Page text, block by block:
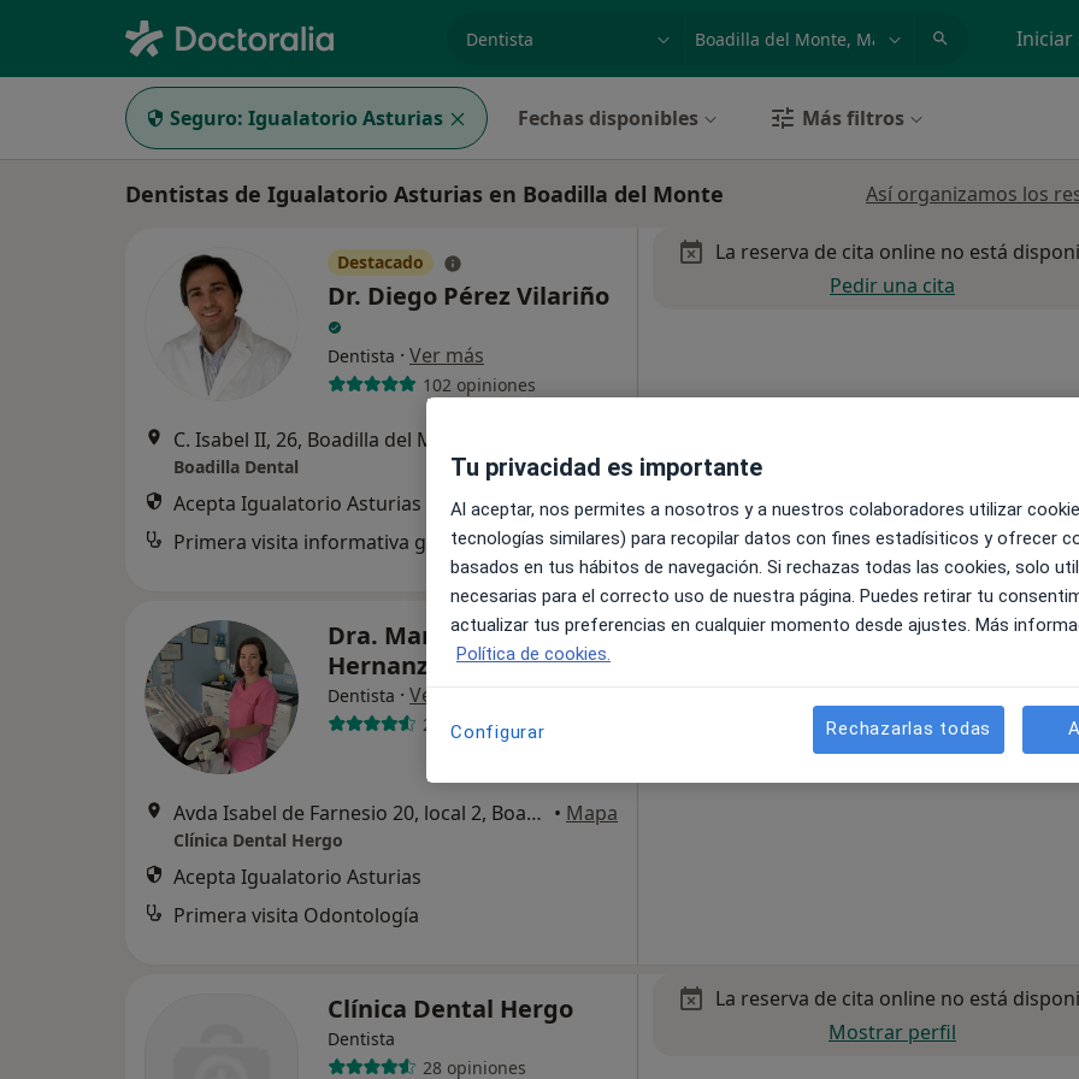
Iniciar
Seguro: Igualatorio Asturias Fechas disponibles Más filtros
Dentistas de Igualatorio Asturias en Boadilla del Monte Así organizamos los
Destacado
Dr. Diego Pérez Vilariño
Dentista · Ver más
102 opiniones
C. Isabel II, 26, Boadilla del Monte
Boadilla Dental
Acepta Igualatorio Asturias
Primera visita informativa gratuita
La reserva de cita online no está
Pedir una cita
Dra. Maria del Rosario
Hernanz Perea
Dentista · Ver más
29 opiniones
Avda Isabel de Farnesio 20, local 2, Boadilla del Monte • Mapa
Clínica Dental Hergo
Acepta Igualatorio Asturias
Primera visita Odontología
La reserva de cita online no está
Clínica Dental Hergo
Dentista
28 opiniones
La reserva de cita online no está
Mostrar perfil
Tu privacidad es importante
Al aceptar, nos permites a nosotros y a nuestros colaboradores utilizar
tecnologías similares) para recopilar datos con fines estadísiticos y ofrecer
basados en tus hábitos de navegación. Si rechazas todas las cookies, solo
necesarias para el correcto uso de nuestra página. Puedes retirar tu
actualizar tus preferencias en cualquier momento desde ajustes. Más
Política de cookies.
Configurar Rechazarlas todas